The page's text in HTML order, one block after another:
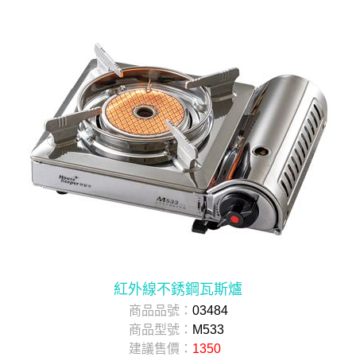
紅外線不銹鋼瓦斯爐
商品品號： 03484
商品型號： M533
建議售價： 1350